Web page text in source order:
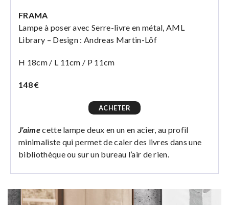
FRAMA
Lampe à poser avec Serre-livre en métal, AML
Library – Design : Andreas Martin-Löf
H 18cm / L 11cm / P 11cm
148 €
ACHETER
J’aimecette lampe deux en un en acier, au profil
minimaliste qui permet de caler des livres dans une
bibliothèque ou sur un bureau l’air de rien.